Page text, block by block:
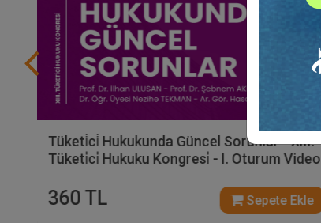
Tüketi̇ci̇ Hukukunda Güncel Sorunlar - XIII.
Tüketi̇ci̇ Hukuku Kongresi̇ - I. Oturum Video
360 TL Sepete Ekle